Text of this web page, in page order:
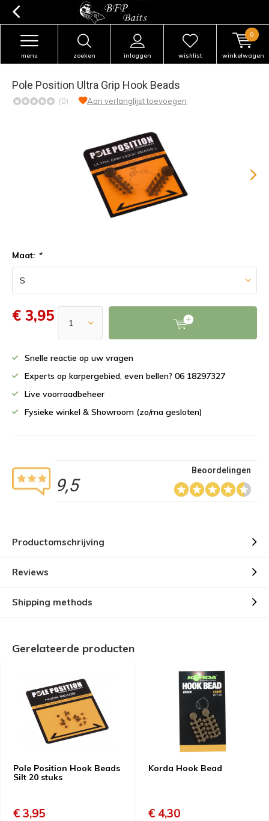
zoeken inloggen
menu wishlist winkelwagen
0
Pole Position Ultra Grip Hook Beads
(0) Aan verlanglijst toevoegen
Maat: *
€ 3,95
Snelle reactie op uw vragen
Experts op karpergebied, even bellen? 06 18297327
Live voorraadbeheer
Fysieke winkel & Showroom (zo/ma gesloten)
9,5
Beoordelingen
Productomschrijving
Reviews
Shipping methods
Gerelateerde producten
Pole Position Hook Beads
Silt 20 stuks
€ 3,95
Korda Hook Bead
€ 4,30